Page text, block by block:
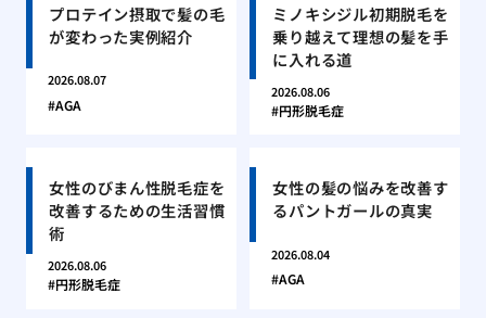
プロテイン摂取で髪の毛
が変わった実例紹介
2026.08.07
AGA
ミノキシジル初期脱毛を
乗り越えて理想の髪を手
に入れる道
2026.08.06
円形脱毛症
女性のびまん性脱毛症を
改善するための生活習慣
術
2026.08.06
円形脱毛症
女性の髪の悩みを改善す
るパントガールの真実
2026.08.04
AGA